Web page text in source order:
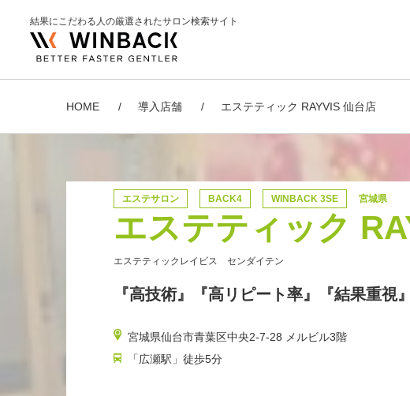
結果にこだわる人の厳選されたサロン検索サイト
HOME 導入店舗 エステティック RAYVIS 仙台店
エステサロン BACK4 WINBACK 3SE 宮城県
エステティック
エステティックレイビス センダイテン
『高技術』『高リピート率』『結果重視
宮城県仙台市青葉区中央2-7-28 メルビル3階
「広瀬駅」徒歩5分